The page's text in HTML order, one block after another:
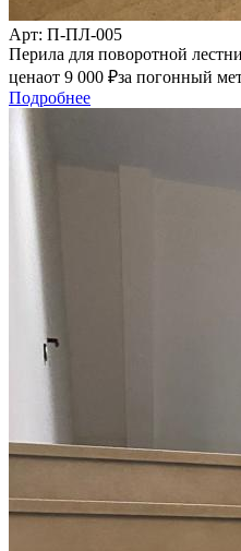
Арт: П-ПЛ-005
Перила для поворотной
ценаот 9 000 ₽за погонный
Подробнее